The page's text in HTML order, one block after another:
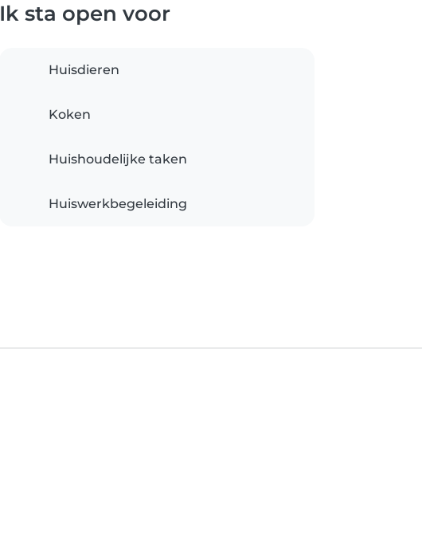
Ik sta open voor
Huisdieren
Koken
Huishoudelijke taken
Huiswerkbegeleiding